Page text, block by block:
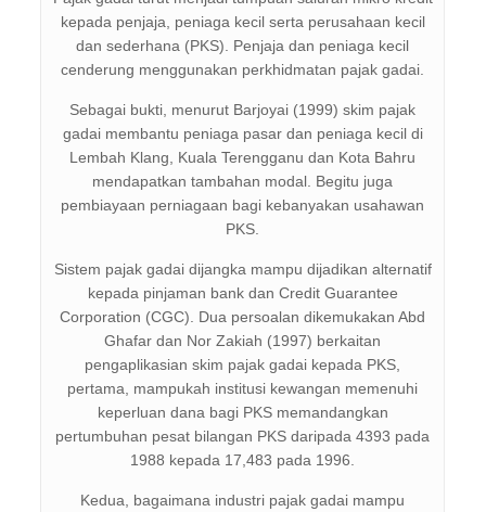
kepada penjaja, peniaga kecil serta perusahaan kecil
dan sederhana (PKS). Penjaja dan peniaga kecil
cenderung menggunakan perkhidmatan pajak gadai.
Sebagai bukti, menurut Barjoyai (1999) skim pajak
gadai membantu peniaga pasar dan peniaga kecil di
Lembah Klang, Kuala Terengganu dan Kota Bahru
mendapatkan tambahan modal. Begitu juga
pembiayaan perniagaan bagi kebanyakan usahawan
PKS.
Sistem pajak gadai dijangka mampu dijadikan alternatif
kepada pinjaman bank dan Credit Guarantee
Corporation (CGC). Dua persoalan dikemukakan Abd
Ghafar dan Nor Zakiah (1997) berkaitan
pengaplikasian skim pajak gadai kepada PKS,
pertama, mampukah institusi kewangan memenuhi
keperluan dana bagi PKS memandangkan
pertumbuhan pesat bilangan PKS daripada 4393 pada
1988 kepada 17,483 pada 1996.
Kedua, bagaimana industri pajak gadai mampu